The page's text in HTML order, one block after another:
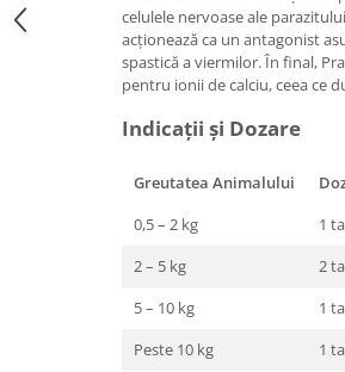
celulele nervoase ale
acționează ca un antagonist
spastică a viermilor. În final,
pentru ionii de calciu, ceea ce
Indicații și Dozare
Greutatea Animalului
0,5 – 2 kg
1
2 – 5 kg
2
5 – 10 kg
1
Peste 10 kg
1